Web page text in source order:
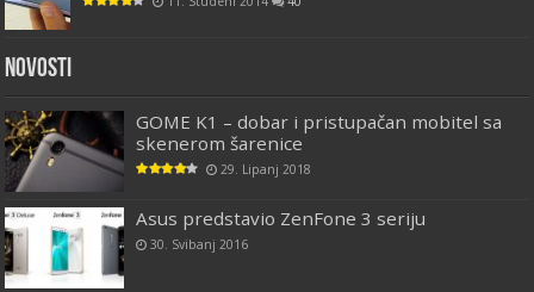
Novosti
GOME K1 – dobar i pristupačan mobitel sa
skenerom šarenice
29. Lipanj 2018
Asus predstavio ZenFone 3 seriju
30. Svibanj 2016